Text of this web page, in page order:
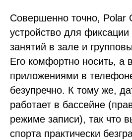
Совершенно точно, Polar
устройство для
занятий в зале и
Его комфортно носить, а
приложениями в
безупречно. К тому же,
работает в бассейне
режиме записи), так что
спорта практически